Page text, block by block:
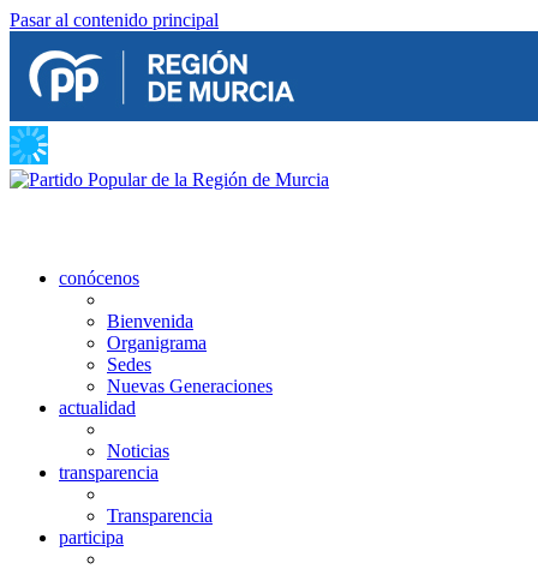
Pasar al contenido principal
conócenos
Bienvenida
Organigrama
Sedes
Nuevas Generaciones
actualidad
Noticias
transparencia
Transparencia
participa